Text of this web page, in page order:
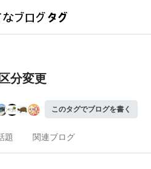
区分変更
このタグでブログを書く
題 関連ブログ